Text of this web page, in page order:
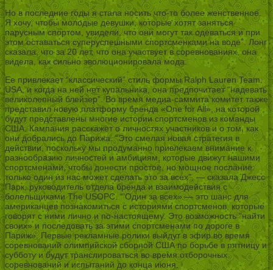
Но в последние годы я стала носить что-то более женственное.
Я хочу, чтобы молодые девушки, которые хотят заняться
парусным спортом, увидели, что они могут так одеваться и при
этом оставаться суперуспешными спортсменками на воде”. Лонг
сказала, что за 20 лет, что она участвует в соревнованиях, она
видела, как сильно эволюционировала мода.
Ее привлекает “классический” стиль формы Ralph Lauren Team
USA, и когда на ней нет купальника, она предпочитает “надевать
великолепный блейзер”. Во время медиа-саммита комитет также
представил новую платформу бренда «One for All», на которой
будут представлены многие истории спортсменов из команды
США. Кампания расскажет о личностях участников и о том, как
они добрались до Парижа. “Это смелая новая стратегия в
действии, поскольку мы продуманно привлекаем внимание к
разнообразию личностей и амбициям, которые движут нашими
спортсменами, чтобы донести простое, но мощное послание:
только один из нас может сделать это за всех”, — сказала Джесс
Парк, руководитель отдела бренда и взаимодействия с
болельщиками The USOPC. “’Один за всех» — это шанс для
американцев познакомиться с историями спортсменов, которые
говорят с ними лично и по-настоящему. Это возможность ”найти
своих» и последовать за этими спортсменами по дороге в
Париж». Первые рекламные ролики выйдут в эфир во время
соревнований олимпийской сборной США по борьбе в пятницу и
субботу и будут транслироваться во время отборочных
соревнований и испытаний до конца июня.